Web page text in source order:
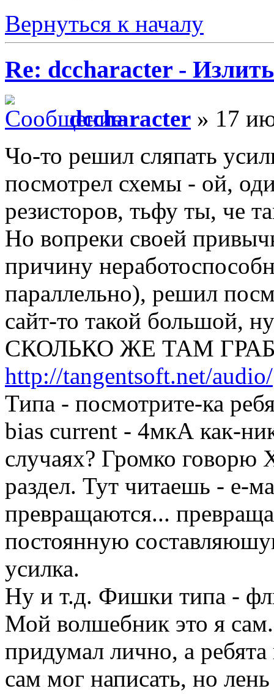
Вернуться к началу
Re: dccharacter -
dccharacter » 17
Чо-то решил сляпать
посмотрел схемы - ой,
резисторов, тьфу ты, че
Но вопреки своей
причину
параллельно), решил
сайт-то такой большой,
СКОЛЬКО ЖЕ ТАМ
http://tangentsoft.net/audio/
Типа - посмотрите-ка
bias current - 4мкА как-
случаях? Громко
раздел. Тут читаешь - е-
превращаются...
постоянную
усилка.
Ну и т.д. Фишки типа -
Мой волшебник это я
придумал лично, а
сам мог написать, но